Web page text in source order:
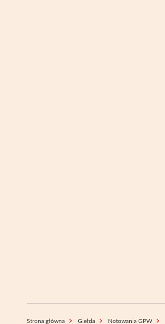
Strona główna Giełda Notowania GPW